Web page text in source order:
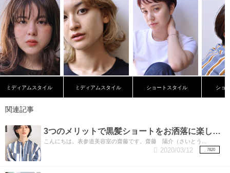
ミディアムスタイル ミディアムスタイル ショートスタイル ショ
関連記事
3つのメリットで黒髪ショートをお洒落に楽しむ方法
こんにちは。表参道美容室の齋藤です。齋藤 陽介（さいとう...
7820
2020/03/12